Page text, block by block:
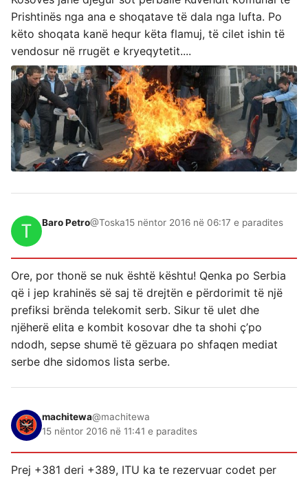
Prishtinës nga ana e shoqatave të dala nga lufta. Po
këto shoqata kanë hequr këta flamuj, të cilet ishin të
vendosur në rrugët e kryeqytetit....
Baro Petro@Toska15 nëntor 2016 në 06:17 e paradites
Ore, por thonë se nuk është kështu! Qenka po Serbia
që i jep krahinës së saj të drejtën e përdorimit të një
prefiksi brënda telekomit serb. Sikur të ulet dhe
njëherë elita e kombit kosovar dhe ta shohi ç’po
ndodh, sepse shumë të gëzuara po shfaqen mediat
serbe dhe sidomos lista serbe.
machitewa@machitewa
15 nëntor 2016 në 11:41 e paradites
Prej +381 deri +389, ITU ka te rezervuar codet per